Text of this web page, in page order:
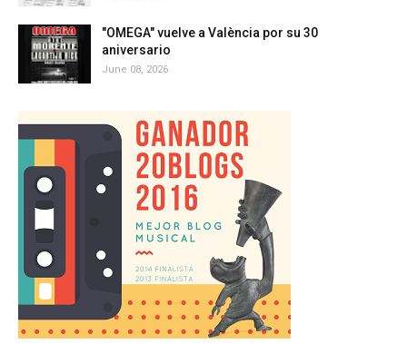
"OMEGA" vuelve a València por su 30
aniversario
June 08, 2026